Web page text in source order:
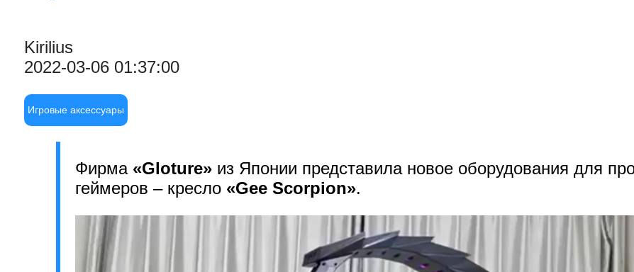
Kirilius
2022-03-06 01:37:00
Игровые аксессуары
Фирма «Gloture» из Японии представила новое оборудования для
геймеров – кресло «Gee Scorpion».